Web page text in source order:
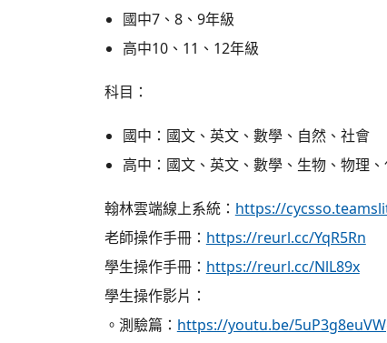
國中7、8、9年級
高中10、11、12年級
科目：
國中：國文、英文、數學、自然、社會
高中：國文、英文、數學、生物、物理
翰林雲端線上系統： https://
老師操作手冊： https://reurl.cc/YqR5Rn
學生操作手冊： https://reurl.cc/NlL89x
學生操作影片：
。測驗篇： https://youtu.be/